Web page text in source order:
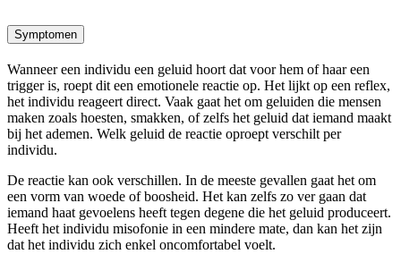
Symptomen
Wanneer een individu een geluid hoort dat voor hem of haar een
trigger is, roept dit een emotionele reactie op. Het lijkt op een reflex,
het individu reageert direct. Vaak gaat het om geluiden die mensen
maken zoals hoesten, smakken, of zelfs het geluid dat iemand maakt
bij het ademen. Welk geluid de reactie oproept verschilt per
individu.
De reactie kan ook verschillen. In de meeste gevallen gaat het om
een vorm van woede of boosheid. Het kan zelfs zo ver gaan dat
iemand haat gevoelens heeft tegen degene die het geluid produceert.
Heeft het individu misofonie in een mindere mate, dan kan het zijn
dat het individu zich enkel oncomfortabel voelt.